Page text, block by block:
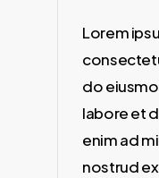
Lorem
do
labore et
enim ad
nostrud